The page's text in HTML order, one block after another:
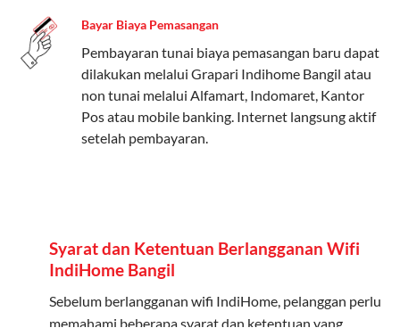
atau teman tanpa perlu khawatir kehabisan kuota.
Berikut adalah detailnya:
Kuota Keluarga 30 GB
Kuota ini dapat digunakan secara bersama-sama oleh
Admin (pelanggan utama) dan anggota yang terdaftar.
Berlaku Nasional
untuk jaringan 2G, 3G, dan 4G.
Bayar Biaya Pemasangan
Pembayaran tunai biaya pemasangan baru dapat
dilakukan melalui Grapari Indihome Bangil atau
non tunai melalui Alfamart, Indomaret, Kantor
Pos atau mobile banking. Internet langsung aktif
setelah pembayaran.
Syarat dan Ketentuan Berlangganan Wifi
IndiHome Bangil
Sebelum berlangganan wifi IndiHome, pelanggan perlu
memahami beberapa syarat dan ketentuan yang